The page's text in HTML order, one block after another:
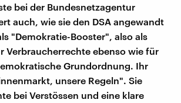
bei der Bundesnetzagentur
auch, wie sie den DSA angewandt
"Demokratie-Booster", also als
Verbraucherrechte ebenso wie für
Grundordnung. Ihr
unsere Regeln". Sie
bei Verstössen und eine klare